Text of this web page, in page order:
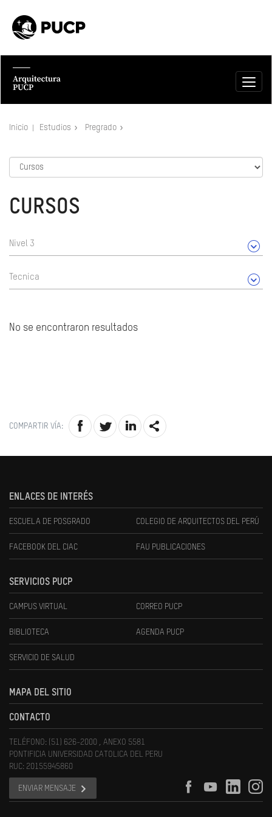
Inicio Estudios Pregrado
CURSOS
Nivel 3
Tecnica
No se encontraron resultados
COMPARTIR VÍA:
ENLACES DE INTERÉS
ESCUELA DE POSGRADO COLEGIO DE ARQUITECTOS DEL PERÚ
FACEBOOK DEL CIAC FAU PUBLICACIONES
SERVICIOS PUCP
CAMPUS VIRTUAL CORREO PUCP
BIBLIOTECA AGENDA PUCP
SERVICIO DE SALUD
MAPA DEL SITIO
CONTACTO
TELÉFONO: (51) 626-2000 , ANEXO 5581
PONTIFICIA UNIVERSIDAD CATOLICA DEL PERU
RUC: 20155945860
ENVIAR MENSAJE